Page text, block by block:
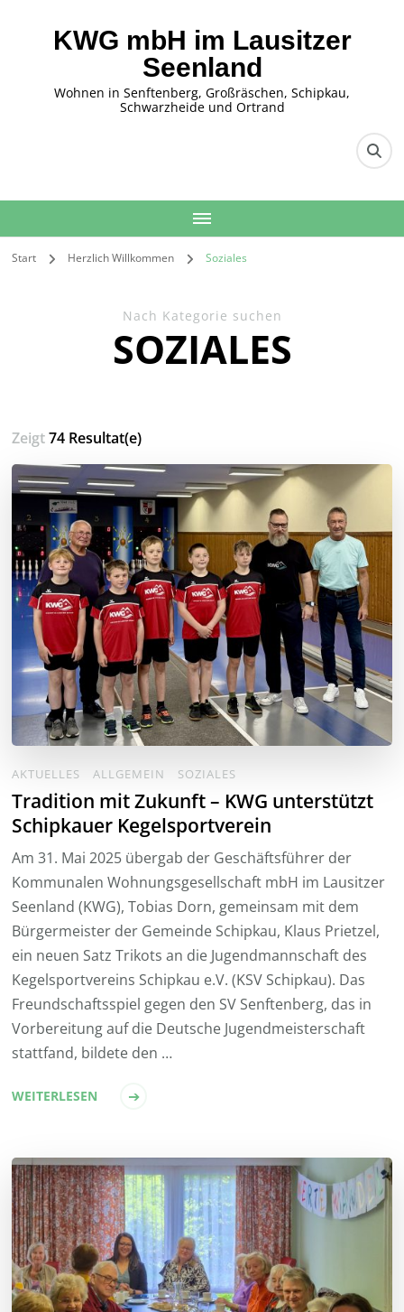
KWG mbH im Lausitzer
Seenland
Wohnen in Senftenberg, Großräschen, Schipkau,
Schwarzheide und Ortrand
Start Herzlich Willkommen Soziales
Nach Kategorie suchen
SOZIALES
Zeigt74 Resultat(e)
AKTUELLES ALLGEMEIN SOZIALES
Tradition mit Zukunft – KWG unterstützt
Schipkauer Kegelsportverein
Am 31. Mai 2025 übergab der Geschäftsführer der
Kommunalen Wohnungsgesellschaft mbH im Lausitzer
Seenland (KWG), Tobias Dorn, gemeinsam mit dem
Bürgermeister der Gemeinde Schipkau, Klaus Prietzel,
ein neuen Satz Trikots an die Jugendmannschaft des
Kegelsportvereins Schipkau e.V. (KSV Schipkau). Das
Freundschaftsspiel gegen den SV Senftenberg, das in
Vorbereitung auf die Deutsche Jugendmeisterschaft
stattfand, bildete den …
WEITERLESEN